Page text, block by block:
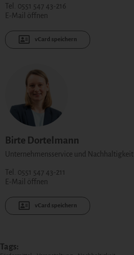
Tel. 0551 547 43-216
E-Mail öffnen
vCard speichern
Birte Dortelmann
Unternehmensservice und Nachhaltigkeit
Tel. 0551 547 43-211
E-Mail öffnen
vCard speichern
Tags: